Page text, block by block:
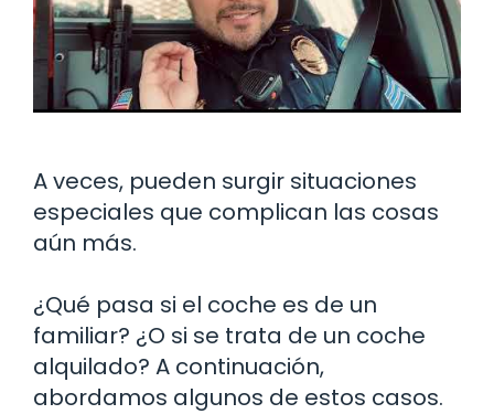
A veces, pueden surgir situaciones
especiales que complican las cosas
aún más.
¿Qué pasa si el coche es de un
familiar? ¿O si se trata de un coche
alquilado? A continuación,
abordamos algunos de estos casos.